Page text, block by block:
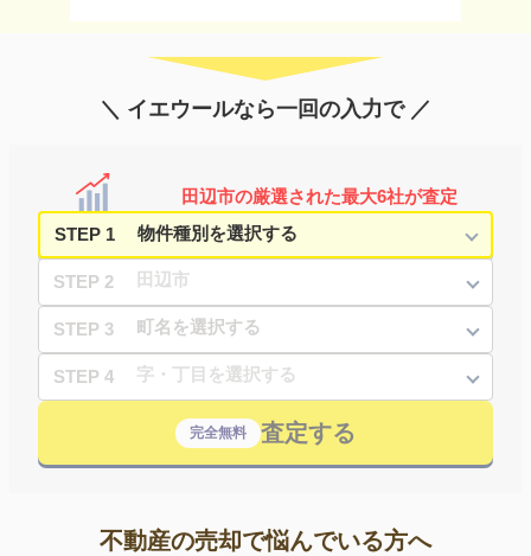
＼ イエウールなら一回の入力で ／
田辺市の厳選された最大6社が査定
STEP 1
STEP 2
STEP 3
STEP 4
完全無料 査定する
不動産の売却で悩んでいる方へ